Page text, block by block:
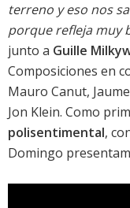
terreno y eso nos
porque refleja muy
junto a Guille
Composiciones en
Mauro Canut,
Jon Klein. Como
polisentimental,
Domingo